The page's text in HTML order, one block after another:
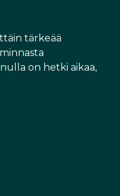
tärkeää
on hetki aikaa,